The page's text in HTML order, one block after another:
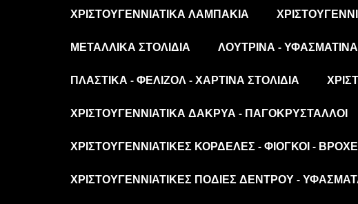
ΧΡΙΣΤΟΥΓΕΝΝΙΆΤΙΚΑ ΛΑΜΠΆΚΙΑ
ΜΕΤΑΛΛΙΚΆ ΣΤΟΛΊΔΙΑ ΛΟΎΤΡΙΝΑ - ΥΦΑΣΜΆΤΙΝΑ
ΠΛΑΣΤΙΚΆ - ΦΕΛΙΖΌΛ - ΧΆΡΤΙΝΑ ΣΤΟΛΊΔΙΑ
ΧΡΙΣΤΟΥΓΕΝΝΙΆΤΙΚΑ ΔΆΚΡΥΑ - ΠΑΓΟΚΡΎΣΤΑΛΛΟΙ
ΧΡΙΣΤΟΥΓΕΝΝΙΆΤΙΚΕΣ ΚΟΡΔΈΛΕΣ - ΦΙΌΓΚΟΙ -
ΧΡΙΣΤΟΥΓΕΝΝΙΆΤΙΚΕΣ ΠΟΔΙΈΣ ΔΈΝΤΡΟΥ -